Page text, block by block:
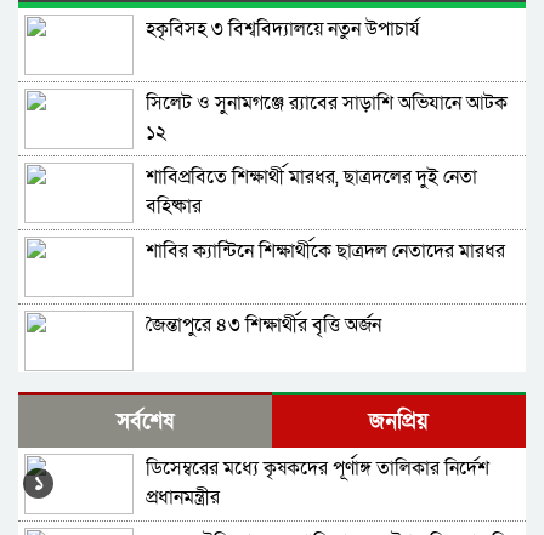
হকৃবিসহ ৩ বিশ্ববিদ্যালয়ে নতুন উপাচার্য
সিলেট ও সুনামগঞ্জে র‌্যাবের সাড়াশি অভিযানে আটক
১২
শাবিপ্রবিতে শিক্ষার্থী মারধর, ছাত্রদলের দুই নেতা
বহিষ্কার
শাবির ক্যান্টিনে শিক্ষার্থীকে ছাত্রদল নেতাদের মারধর
জৈন্তাপুরে ৪৩ শিক্ষার্থীর বৃত্তি অর্জন
কিশোর অপরাধ ও আমাদের সমাজ
দায়িত্ব গ্রহণ করলেন সিলেটের নতুন জেলা প্রশাসক
আব্দুল্লাহ আল মামুন
সর্বশেষ জনপ্রিয়
১
ডিসেম্বরের মধ্যে কৃষকদের পূর্ণাঙ্গ তালিকার নির্দেশ
প্রধানমন্ত্রীর